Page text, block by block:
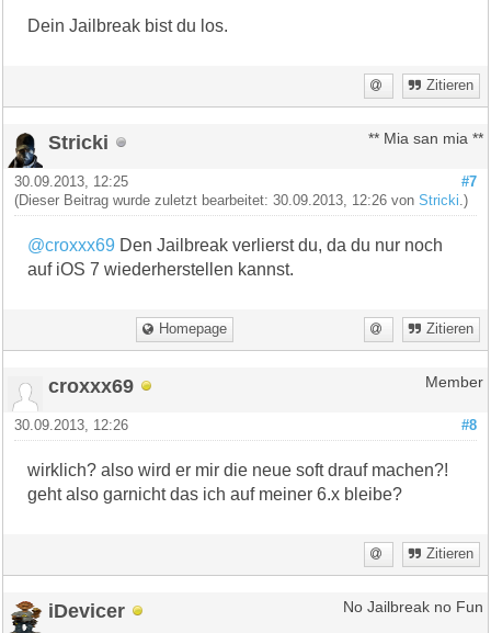
Dein Jailbreak bist du los.
Zitieren
Stricki ** Mia san mia **
#7
30.09.2013, 12:25
(Dieser Beitrag wurde zuletzt bearbeitet: 30.09.2013, 12:26 vonStricki .)
@croxxx69 Den Jailbreak verlierst du, da du nur noch
auf iOS 7 wiederherstellen kannst.
Homepage Zitieren
croxxx69 Member
#8
30.09.2013, 12:26
wirklich? also wird er mir die neue soft drauf machen?!
geht also garnicht das ich auf meiner 6.x bleibe?
Zitieren
iDevicer No Jailbreak no Fun